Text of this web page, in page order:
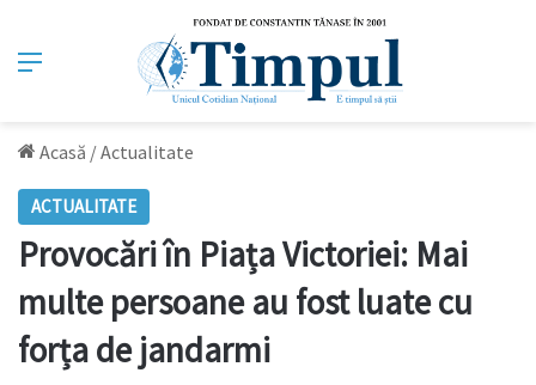
Meniu
Acasă /Actualitate
ACTUALITATE
Provocări în Piața Victoriei: Mai
multe persoane au fost luate cu
forța de jandarmi